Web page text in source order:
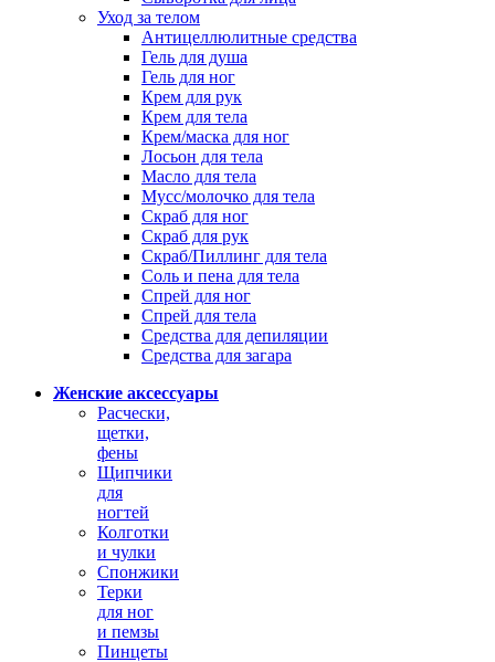
Уход за телом
Антицеллюлитные средства
Гель для душа
Гель для ног
Крем для рук
Крем для тела
Крем/маска для ног
Лосьон для тела
Масло для тела
Мусс/молочко для тела
Скраб для ног
Скраб для рук
Скраб/Пиллинг для тела
Соль и пена для тела
Спрей для ног
Спрей для тела
Средства для депиляции
Средства для загара
Женские аксессуары
Расчески,
щетки,
фены
Щипчики
для
ногтей
Колготки
и чулки
Спонжики
Терки
для ног
и пемзы
Пинцеты